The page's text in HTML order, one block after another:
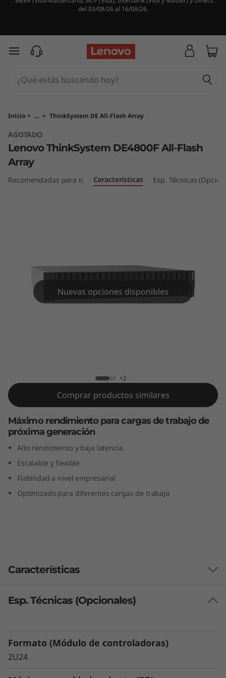
a
o
a
h
T
h
S
y
e
del 03/08/26 al 16/08/26.
Ir al contenido principal
Inicio > ... > ThinkSystem DE All-Flash Array
AGOTADO
Lenovo ThinkSystem DE4800F All-Flash
Array
Recomendadas para ti Características Esp. Técnicas
Nuevas opciones disponibles
+2
Comprar productos similares
Máximo rendimiento para cargas de trabajo de
próxima generación
Alto rendimiento y baja latencia
Escalable y flexible
Fiabilidad a nivel empresarial
Optimizado para diferentes cargas de trabajo
Características
Excelente rendimiento y capacidad Flash
ThinkSystem DE4800F proporciona un 20%
Esp. Técnicas (Opcionales)
Formato (Módulo de controladoras)
2U24